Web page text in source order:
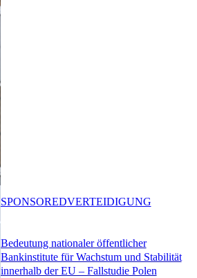
Bedeutung nationaler öffentlicher
Bankinstitute für Wachstum und Stabilität
innerhalb der EU – Fallstudie Polen
SPONSOREDVERTEIDIGUNG